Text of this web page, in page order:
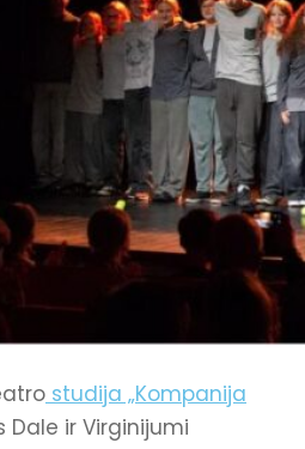
studija „Kompanija
Dale ir Virginijumi